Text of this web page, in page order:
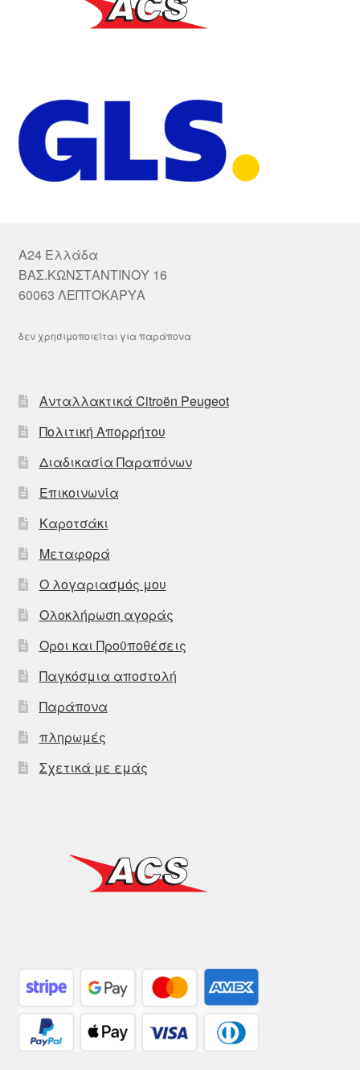
A24 Ελλάδα
ΒΑΣ.ΚΩΝΣΤΑΝΤΙΝΟΥ 16
60063 ΛΕΠΤΟΚΑΡΥΑ
δεν χρησιμοποιείται για παράπονα
Ανταλλακτικά Citroën Peugeot
Πολιτική Απορρήτου
Διαδικασία Παραπόνων
Επικοινωνία
Καροτσάκι
Μεταφορά
Ο λογαριασμός μου
Ολοκλήρωση αγοράς
Οροι και Προϋποθέσεις
Παγκόσμια αποστολή
Παράπονα
πληρωμές
Σχετικά με εμάς